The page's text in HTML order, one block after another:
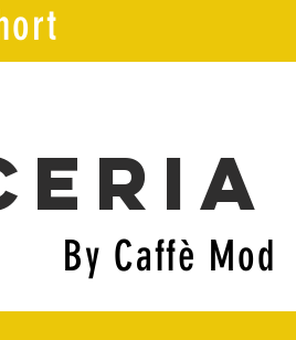
By Caffè Mod